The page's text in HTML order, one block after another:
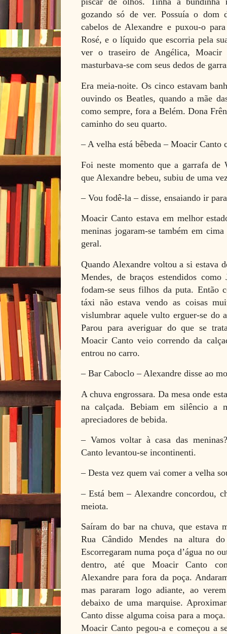
gozando só de ver. Possuía o dom
cabelos de Alexandre e puxou-o
Rosé, e o líquido que escorria pela
ver o traseiro de Angélica, Moacir
masturbava-se com seus dedos de
Era meia-noite. Os cinco estavam
ouvindo os Beatles, quando a mãe
como sempre, fora a Belém. Dona
caminho do seu quarto.
– A velha está bêbeda – Moacir Canto
Foi neste momento que a garrafa de
que Alexandre bebeu, subiu de uma
– Vou fodê-la – disse, ensaiando ir
Moacir Canto estava em melhor
meninas jogaram-se também em
geral.
Quando Alexandre voltou a si estava
Mendes, de braços estendidos
fodam-se seus filhos da puta. Então
táxi não estava vendo as coisas
vislumbrar aquele vulto erguer-se do
Parou para averiguar do que se
Moacir Canto veio correndo da
entrou no carro.
– Bar Caboclo – Alexandre disse ao
A chuva engrossara. Da mesa onde
na calçada. Bebiam em silêncio a
apreciadores de bebida.
– Vamos voltar à casa das
Canto levantou-se incontinenti.
– Desta vez quem vai comer a velha
– Está bem – Alexandre concordou,
meiota.
Saíram do bar na chuva, que estava
Rua Cândido Mendes na altura
Escorregaram numa poça d’água no
dentro, até que Moacir Canto
Alexandre para fora da poça.
mas pararam logo adiante, ao
debaixo de uma marquise.
Canto disse alguma coisa para a
Moacir Canto pegou-a e começou a